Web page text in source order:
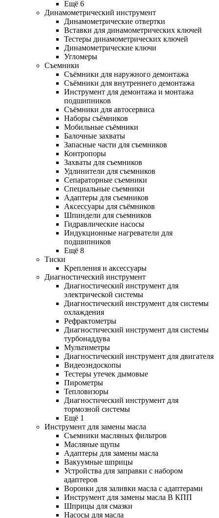
Ещё 6
Динамометрический инструмент
Динамометрические отвертки
Вставки для динамометрических ключей
Тестеры динамометрических ключей
Динамометрические ключи
Угломеры
Съемники
Съёмники для наружного демонтажа
Съёмники для внутреннего демонтажа
Инструмент для демонтажа и монтажа
подшипников
Съёмники для автосервиса
Наборы съёмников
Мобильные съёмники
Балочные захваты
Запасные части для съемников
Контропоры
Захваты для съемников
Удлинители для съемников
Сепараторные съемники
Специальные съемники
Адаптеры для съемников
Аксессуары для съёмников
Шпиндели для съемников
Гидравлические насосы
Индукционные нагреватели для
подшипников
Ещё 8
Тиски
Крепления и аксессуары
Диагностический инструмент
Диагностический инструмент для
электрической системы
Диагностический инструмент для системы
охлаждения
Рефрактометры
Диагностический инструмент для системы
турбонаддува
Мультиметры
Диагностический инструмент для двигателя
Видеоэндоскопы
Тестеры утечек дымовые
Пирометры
Тепловизоры
Диагностический инструмент для
тормозной системы
Ещё 1
Инструмент для замены масла
Съемники масляных фильтров
Масляные щупы
Адаптеры для замены масла
Вакуумные шприцы
Устройства для заправки с набором
адаптеров
Воронки для заливки масла с адаптерами
Инструмент для замены масла В КПП
Шприцы для смазки
Насосы для масла